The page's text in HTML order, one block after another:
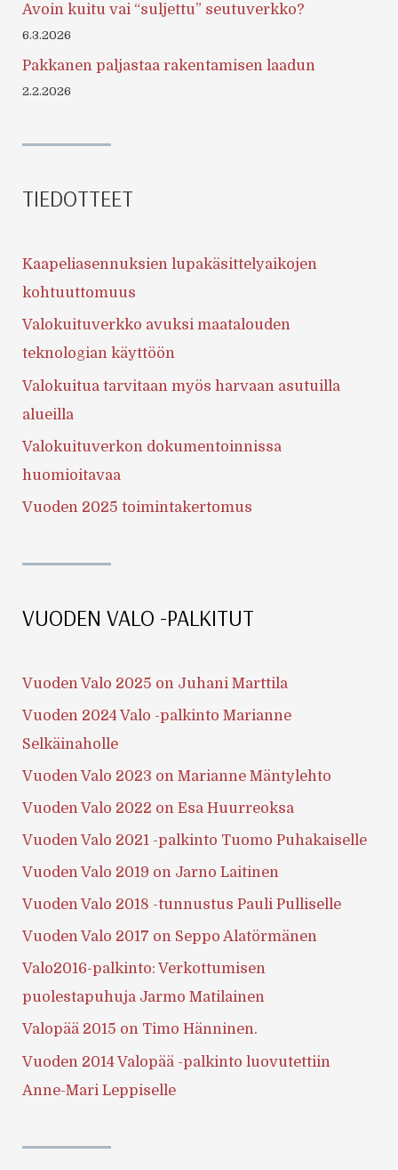
Avoin kuitu vai “suljettu” seutuverkko?
6.3.2026
Pakkanen paljastaa rakentamisen laadun
2.2.2026
TIEDOTTEET
Kaapeliasennuksien lupakäsittelyaikojen
kohtuuttomuus
Valokuituverkko avuksi maatalouden
teknologian käyttöön
Valokuitua tarvitaan myös harvaan asutuilla
alueilla
Valokuituverkon dokumentoinnissa
huomioitavaa
Vuoden 2025 toimintakertomus
VUODEN VALO -PALKITUT
Vuoden Valo 2025 on Juhani Marttila
Vuoden 2024 Valo -palkinto Marianne
Selkäinaholle
Vuoden Valo 2023 on Marianne Mäntylehto
Vuoden Valo 2022 on Esa Huurreoksa
Vuoden Valo 2021 -palkinto Tuomo Puhakaiselle
Vuoden Valo 2019 on Jarno Laitinen
Vuoden Valo 2018 -tunnustus Pauli Pulliselle
Vuoden Valo 2017 on Seppo Alatörmänen
Valo2016-palkinto: Verkottumisen
puolestapuhuja Jarmo Matilainen
Valopää 2015 on Timo Hänninen.
Vuoden 2014 Valopää -palkinto luovutettiin
Anne-Mari Leppiselle